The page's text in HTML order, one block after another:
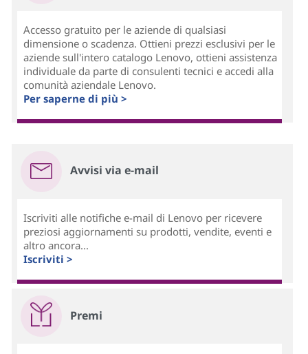
Accesso gratuito per le aziende di qualsiasi
dimensione o scadenza. Ottieni prezzi esclusivi per le
aziende sull'intero catalogo Lenovo, ottieni assistenza
individuale da parte di consulenti tecnici e accedi alla
comunità aziendale Lenovo.
Per saperne di più >
Avvisi via e-mail
Iscriviti alle notifiche e-mail di Lenovo per ricevere
preziosi aggiornamenti su prodotti, vendite, eventi e
altro ancora...
Iscriviti >
Premi